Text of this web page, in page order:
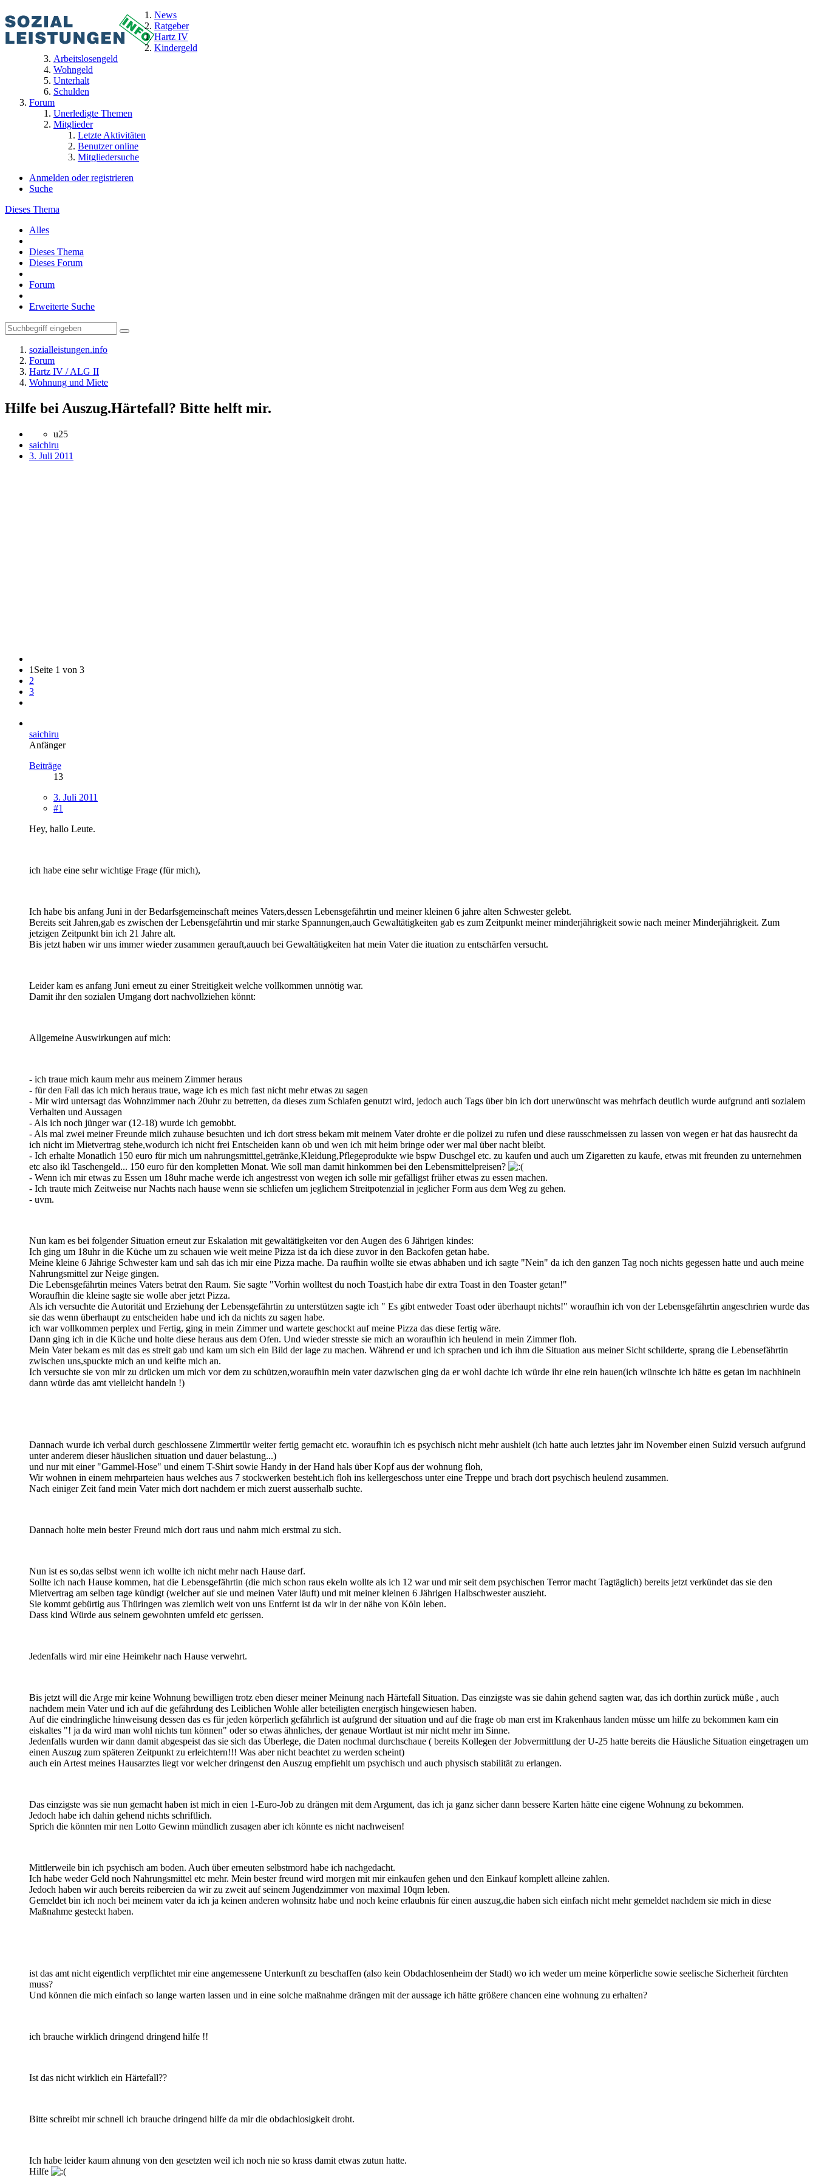
News
Ratgeber
Hartz IV
Kindergeld
Arbeitslosengeld
Wohngeld
Unterhalt
Schulden
Forum
Unerledigte Themen
Mitglieder
Letzte Aktivitäten
Benutzer online
Mitgliedersuche
Anmelden oder registrieren
Suche
Dieses Thema
Alles
Dieses Thema
Dieses Forum
Forum
Erweiterte Suche
sozialleistungen.info
Forum
Hartz IV / ALG II
Wohnung und Miete
Hilfe bei Auszug.Härtefall? Bitte helft mir.
u25
saichiru
3. Juli 2011
1 Seite 1 von 3
2
3
saichiru
Anfänger
Beiträge
13
3. Juli 2011
#1
Hey, hallo Leute.
ich habe eine sehr wichtige Frage (für mich),
Ich habe bis anfang Juni in der Bedarfsgemeinschaft meines Vaters,dessen Lebensgefährtin und meiner kleinen 6 jahre alten Schwester gelebt.
Bereits seit Jahren,gab es zwischen der Lebensgefährtin und mir starke Spannungen,auch Gewaltätigkeiten gab es zum Zeitpunkt meiner minderjährigkeit sowie nach meiner Minderjährigkeit. Zum
jetzigen Zeitpunkt bin ich 21 Jahre alt.
Bis jetzt haben wir uns immer wieder zusammen gerauft,auuch bei Gewaltätigkeiten hat mein Vater die ituation zu entschärfen versucht.
Leider kam es anfang Juni erneut zu einer Streitigkeit welche vollkommen unnötig war.
Damit ihr den sozialen Umgang dort nachvollziehen könnt:
Allgemeine Auswirkungen auf mich:
- ich traue mich kaum mehr aus meinem Zimmer heraus
- für den Fall das ich mich heraus traue, wage ich es mich fast nicht mehr etwas zu sagen
- Mir wird untersagt das Wohnzimmer nach 20uhr zu betretten, da dieses zum Schlafen genutzt wird, jedoch auch Tags über bin ich dort unerwünscht was mehrfach deutlich wurde aufgrund anti sozialem
Verhalten und Aussagen
- Als ich noch jünger war (12-18) wurde ich gemobbt.
- Als mal zwei meiner Freunde miich zuhause besuchten und ich dort stress bekam mit meinem Vater drohte er die polizei zu rufen und diese rausschmeissen zu lassen von wegen er hat das hausrecht da
ich nicht im Mietvertrag stehe,wodurch ich nicht frei Entscheiden kann ob und wen ich mit heim bringe oder wer mal über nacht bleibt.
- Ich erhalte Monatlich 150 euro für mich um nahrungsmitttel,getränke,Kleidung,Pflegeprodukte wie bspw Duschgel etc. zu kaufen und auch um Zigaretten zu kaufe, etwas mit freunden zu unternehmen
etc also ikl Taschengeld... 150 euro für den kompletten Monat. Wie soll man damit hinkommen bei den Lebensmittelpreisen?
- Wenn ich mir etwas zu Essen um 18uhr mache werde ich angestresst von wegen ich solle mir gefälligst früher etwas zu essen machen.
- Ich traute mich Zeitweise nur Nachts nach hause wenn sie schliefen um jeglichem Streitpotenzial in jeglicher Form aus dem Weg zu gehen.
- uvm.
Nun kam es bei folgender Situation erneut zur Eskalation mit gewaltätigkeiten vor den Augen des 6 Jährigen kindes:
Ich ging um 18uhr in die Küche um zu schauen wie weit meine Pizza ist da ich diese zuvor in den Backofen getan habe.
Meine kleine 6 Jährige Schwester kam und sah das ich mir eine Pizza mache. Da raufhin wollte sie etwas abhaben und ich sagte "Nein" da ich den ganzen Tag noch nichts gegessen hatte und auch meine
Nahrungsmittel zur Neige gingen.
Die Lebensgefährtin meines Vaters betrat den Raum. Sie sagte "Vorhin wolltest du noch Toast,ich habe dir extra Toast in den Toaster getan!"
Woraufhin die kleine sagte sie wolle aber jetzt Pizza.
Als ich versuchte die Autorität und Erziehung der Lebensgefährtin zu unterstützen sagte ich " Es gibt entweder Toast oder überhaupt nichts!" woraufhin ich von der Lebensgefährtin angeschrien wurde das
sie das wenn überhaupt zu entscheiden habe und ich da nichts zu sagen habe.
ich war vollkommen perplex und Fertig, ging in mein Zimmer und wartete geschockt auf meine Pizza das diese fertig wäre.
Dann ging ich in die Küche und holte diese heraus aus dem Ofen. Und wieder stresste sie mich an woraufhin ich heulend in mein Zimmer floh.
Mein Vater bekam es mit das es streit gab und kam um sich ein Bild der lage zu machen. Während er und ich sprachen und ich ihm die Situation aus meiner Sicht schilderte, sprang die Lebensefährtin
zwischen uns,spuckte mich an und keifte mich an.
Ich versuchte sie von mir zu drücken um mich vor dem zu schützen,woraufhin mein vater dazwischen ging da er wohl dachte ich würde ihr eine rein hauen(ich wünschte ich hätte es getan im nachhinein
dann würde das amt vielleicht handeln !)
Dannach wurde ich verbal durch geschlossene Zimmertür weiter fertig gemacht etc. woraufhin ich es psychisch nicht mehr aushielt (ich hatte auch letztes jahr im November einen Suizid versuch aufgrund
unter anderem dieser häuslichen situation und dauer belastung...)
und nur mit einer "Gammel-Hose" und einem T-Shirt sowie Handy in der Hand hals über Kopf aus der wohnung floh,
Wir wohnen in einem mehrparteien haus welches aus 7 stockwerken besteht.ich floh ins kellergeschoss unter eine Treppe und brach dort psychisch heulend zusammen.
Nach einiger Zeit fand mein Vater mich dort nachdem er mich zuerst ausserhalb suchte.
Dannach holte mein bester Freund mich dort raus und nahm mich erstmal zu sich.
Nun ist es so,das selbst wenn ich wollte ich nicht mehr nach Hause darf.
Sollte ich nach Hause kommen, hat die Lebensgefährtin (die mich schon raus ekeln wollte als ich 12 war und mir seit dem psychischen Terror macht Tagtäglich) bereits jetzt verkündet das sie den
Mietvertrag am selben tage kündigt (welcher auf sie und meinen Vater läuft) und mit meiner kleinen 6 Jährigen Halbschwester auszieht.
Sie kommt gebürtig aus Thüringen was ziemlich weit von uns Entfernt ist da wir in der nähe von Köln leben.
Dass kind Würde aus seinem gewohnten umfeld etc gerissen.
Jedenfalls wird mir eine Heimkehr nach Hause verwehrt.
Bis jetzt will die Arge mir keine Wohnung bewilligen trotz eben dieser meiner Meinung nach Härtefall Situation. Das einzigste was sie dahin gehend sagten war, das ich dorthin zurück müße , auch
nachdem mein Vater und ich auf die gefährdung des Leiblichen Wohle aller beteiligten energisch hingewiesen haben.
Auf die eindringliche hinweisung dessen das es für jeden körperlich gefährlich ist aufgrund der situation und auf die frage ob man erst im Krakenhaus landen müsse um hilfe zu bekommen kam ein
eiskaltes "! ja da wird man wohl nichts tun können" oder so etwas ähnliches, der genaue Wortlaut ist mir nicht mehr im Sinne.
Jedenfalls wurden wir dann damit abgespeist das sie sich das Überlege, die Daten nochmal durchschaue ( bereits Kollegen der Jobvermittlung der U-25 hatte bereits die Häusliche Situation eingetragen um
einen Auszug zum späteren Zeitpunkt zu erleichtern!!! Was aber nicht beachtet zu werden scheint)
auch ein Artest meines Hausarztes liegt vor welcher dringenst den Auszug empfiehlt um psychisch und auch physisch stabilität zu erlangen.
Das einzigste was sie nun gemacht haben ist mich in eien 1-Euro-Job zu drängen mit dem Argument, das ich ja ganz sicher dann bessere Karten hätte eine eigene Wohnung zu bekommen.
Jedoch habe ich dahin gehend nichts schriftlich.
Sprich die könnten mir nen Lotto Gewinn mündlich zusagen aber ich könnte es nicht nachweisen!
Mittlerweile bin ich psychisch am boden. Auch über erneuten selbstmord habe ich nachgedacht.
Ich habe weder Geld noch Nahrungsmittel etc mehr. Mein bester freund wird morgen mit mir einkaufen gehen und den Einkauf komplett alleine zahlen.
Jedoch haben wir auch bereits reibereien da wir zu zweit auf seinem Jugendzimmer von maximal 10qm leben.
Gemeldet bin ich noch bei meinem vater da ich ja keinen anderen wohnsitz habe und noch keine erlaubnis für einen auszug,die haben sich einfach nicht mehr gemeldet nachdem sie mich in diese
Maßnahme gesteckt haben.
ist das amt nicht eigentlich verpflichtet mir eine angemessene Unterkunft zu beschaffen (also kein Obdachlosenheim der Stadt) wo ich weder um meine körperliche sowie seelische Sicherheit fürchten
muss?
Und können die mich einfach so lange warten lassen und in eine solche maßnahme drängen mit der aussage ich hätte größere chancen eine wohnung zu erhalten?
ich brauche wirklich dringend dringend hilfe !!
Ist das nicht wirklich ein Härtefall??
Bitte schreibt mir schnell ich brauche dringend hilfe da mir die obdachlosigkeit droht.
Ich habe leider kaum ahnung von den gesetzten weil ich noch nie so krass damit etwas zutun hatte.
Hilfe